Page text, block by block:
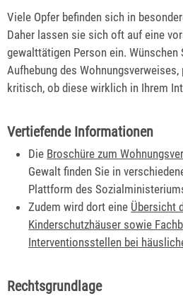
Viele Opfer befinden sich in
Daher lassen sie sich oft auf eine
gewalttätigen Person ein. Wünschen
Aufhebung des
kritisch, ob diese wirklich in Ihrem
Vertiefende Informationen
Die Broschüre zum
Gewalt finden Sie in
Plattform des
Zudem wird dort eine Übersicht
Kinderschutzhäuser sowie
Interventionsstellen bei
Rechtsgrundlage